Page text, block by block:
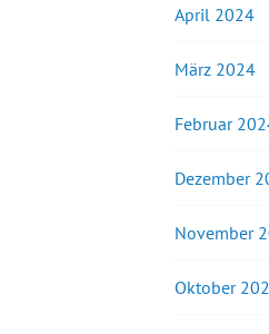
April 2024
März 2024
Februar
Dezember
November
Oktober